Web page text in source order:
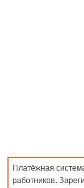
Платёжная
работников.